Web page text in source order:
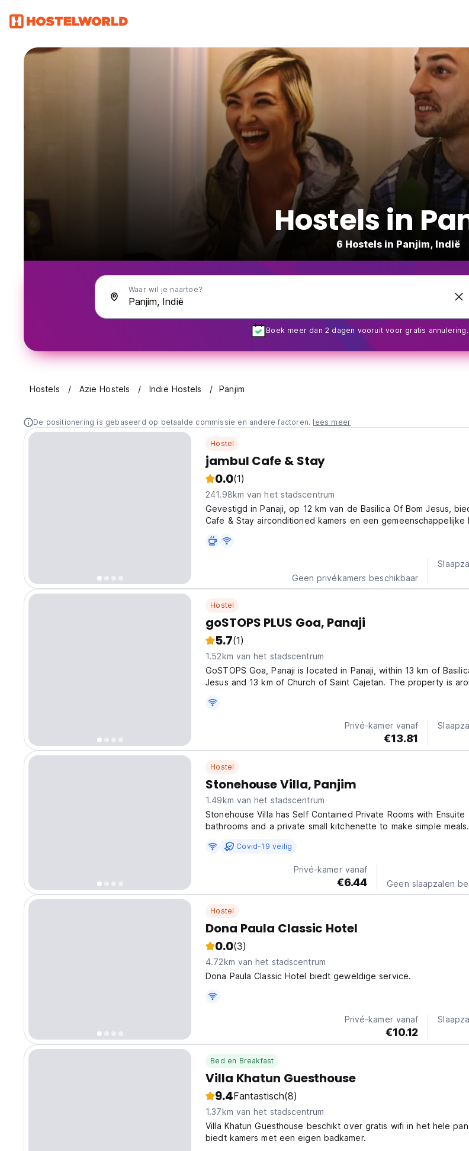
Hostels in
6 Hostels in Panjim, Indië
Waar wil je naartoe?
Boek meer dan 2 dagen vooruit voor gratis annulering.
Hostels Azie Hostels Indië Hostels Panjim
De positionering is gebaseerd op betaalde commissie en andere factoren. lees meer
Hostel
jambul Cafe & Stay
0.0(1)
241.98km van het stadscentrum
Gevestigd in Panaji, op 12 km van de Basilica Of Bom Jesus,
Cafe & Stay airconditioned kamers en een gemeenschappelijke
Geen privékamers beschikbaar
Hostel
goSTOPS PLUS Goa, Panaji
5.7(1)
1.52km van het stadscentrum
GoSTOPS Goa, Panaji is located in Panaji, within 13 km of
Jesus and 13 km of Church of Saint Cajetan. The property is
Margao Railway Station. The property is...
Privé-kamer vanaf
€13.81
Hostel
Stonehouse Villa, Panjim
1.49km van het stadscentrum
Stonehouse Villa has Self Contained Private Rooms with Ensuite
bathrooms and a private small kitchenette to make simple
and restaurants, groceries, gym are 1 mins walk away...
Covid-19 veilig
Privé-kamer vanaf
€6.44 Geen slaapzalen
Hostel
Dona Paula Classic Hotel
0.0(3)
4.72km van het stadscentrum
Dona Paula Classic Hotel biedt geweldige service.
Privé-kamer vanaf
€10.12
Bed en Breakfast
Villa Khatun Guesthouse
9.4Fantastisch(8)
1.37km van het stadscentrum
Villa Khatun Guesthouse beschikt over gratis wifi in het hele
biedt kamers met een eigen badkamer.